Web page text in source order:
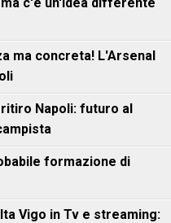
ma concreta! L'Arsenal
Napoli: futuro al
formazione di
Vigo in Tv e streaming: